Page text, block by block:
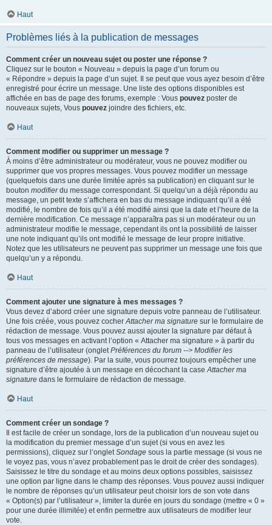
Haut
Problèmes liés à la publication de messages
Comment créer un nouveau sujet ou poster une réponse ?
Cliquez sur le bouton « Nouveau » depuis la page d’un forum ou
« Répondre » depuis la page d’un sujet. Il se peut que vous ayez besoin d’être
enregistré pour écrire un message. Une liste des options disponibles est
affichée en bas de page des forums, exemple : Vous pouvez poster de
nouveaux sujets, Vous pouvez joindre des fichiers, etc.
Haut
Comment modifier ou supprimer un message ?
À moins d’être administrateur ou modérateur, vous ne pouvez modifier ou
supprimer que vos propres messages. Vous pouvez modifier un message
(quelquefois dans une durée limitée après sa publication) en cliquant sur le
bouton modifierdu message correspondant. Si quelqu’un a déjà répondu au
message, un petit texte s’affichera en bas du message indiquant qu’il a été
modifié, le nombre de fois qu’il a été modifié ainsi que la date et l’heure de la
dernière modification. Ce message n’apparaîtra pas si un modérateur ou un
administrateur modifie le message, cependant ils ont la possibilité de laisser
une note indiquant qu’ils ont modifié le message de leur propre initiative.
Notez que les utilisateurs ne peuvent pas supprimer un message une fois que
quelqu’un y a répondu.
Haut
Comment ajouter une signature à mes messages ?
Vous devez d’abord créer une signature depuis votre panneau de l’utilisateur.
Une fois créée, vous pouvez cocherAttacher ma signature sur le formulaire de
rédaction de message. Vous pouvez aussi ajouter la signature par défaut à
tous vos messages en activant l’option « Attacher ma signature » à partir du
panneau de l’utilisateur (ongletPréférences du forum --> Modifier les
préférences de message). Par la suite, vous pourrez toujours empêcher une
signature d’être ajoutée à un message en décochant la caseAttacher ma
signature dans le formulaire de rédaction de message.
Haut
Comment créer un sondage ?
Il est facile de créer un sondage, lors de la publication d’un nouveau sujet ou
la modification du premier message d’un sujet (si vous en avez les
permissions), cliquez sur l’ongletSondage sous la partie message (si vous ne
le voyez pas, vous n’avez probablement pas le droit de créer des sondages).
Saisissez le titre du sondage et au moins deux options possibles, saisissez
une option par ligne dans le champ des réponses. Vous pouvez aussi indiquer
le nombre de réponses qu’un utilisateur peut choisir lors de son vote dans
« Option(s) par l’utilisateur », limiter la durée en jours du sondage (mettre « 0 »
pour une durée illimitée) et enfin permettre aux utilisateurs de modifier leur
vote.